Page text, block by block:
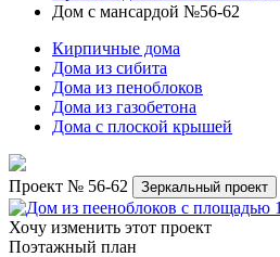
Дом с мансардой №56-62
Кирпичные дома
Дома из сибита
Дома из пеноблоков
Дома из газобетона
Дома с плоской крышей
Проект № 56-62 Зеркальный проект
Хочу изменить этот проект
Поэтажный план